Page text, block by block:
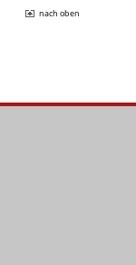
nach oben